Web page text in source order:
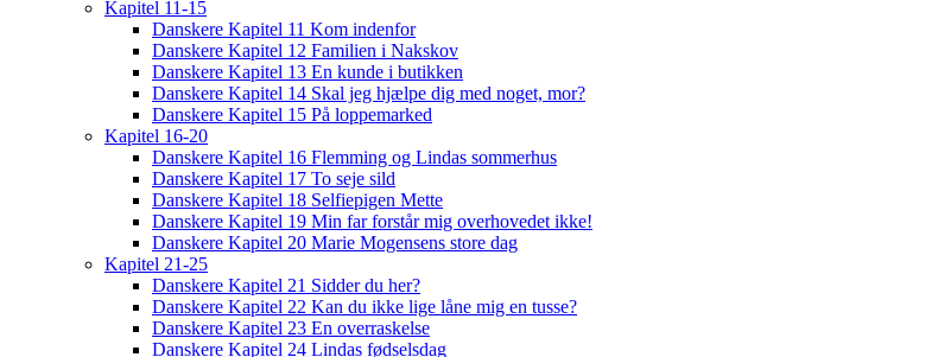
Kapitel 11-15
Danskere Kapitel 11 Kom indenfor
Danskere Kapitel 12 Familien i Nakskov
Danskere Kapitel 13 En kunde i butikken
Danskere Kapitel 14 Skal jeg hjælpe dig med noget, mor?
Danskere Kapitel 15 På loppemarked
Kapitel 16-20
Danskere Kapitel 16 Flemming og Lindas sommerhus
Danskere Kapitel 17 To seje sild
Danskere Kapitel 18 Selfiepigen Mette
Danskere Kapitel 19 Min far forstår mig overhovedet ikke!
Danskere Kapitel 20 Marie Mogensens store dag
Kapitel 21-25
Danskere Kapitel 21 Sidder du her?
Danskere Kapitel 22 Kan du ikke lige låne mig en tusse?
Danskere Kapitel 23 En overraskelse
Danskere Kapitel 24 Lindas fødselsdag